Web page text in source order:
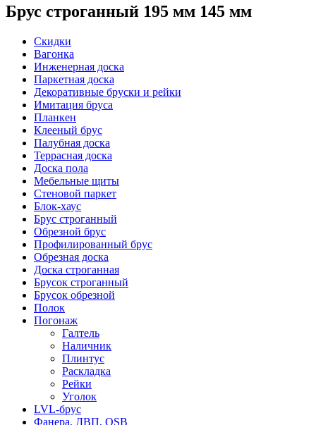
Брус строганный 195 мм 145 мм
Скидки
Вагонка
Инженерная доска
Паркетная доска
Декоративные бруски и рейки
Имитация бруса
Планкен
Клееный брус
Палубная доска
Террасная доска
Доска пола
Мебельные щиты
Стеновой паркет
Блок-хаус
Брус строганный
Обрезной брус
Профилированный брус
Обрезная доска
Доска строганная
Брусок строганный
Брусок обрезной
Полок
Погонаж
Галтель
Наличник
Плинтус
Раскладка
Рейки
Уголок
LVL-брус
Фанера, ДВП, OSB